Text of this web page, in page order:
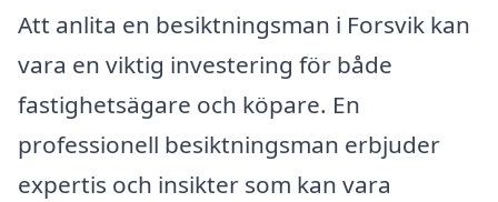
Att anlita en besiktningsman i Forsvik kan
vara en viktig investering för både
fastighetsägare och köpare. En
professionell besiktningsman erbjuder
expertis och insikter som kan vara